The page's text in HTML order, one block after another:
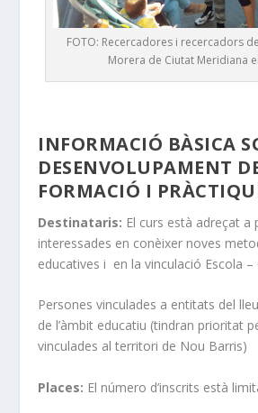
FOTO: Recercadores i recercadors
Morera de Ciutat Meridiana
INFORMACIÓ BÀSICA
DESENVOLUPAMENT
FORMACIÓ I
Destinataris: El curs està adreçat a
interessades en conèixer noves
educatives i en la vinculació Escola –
Persones vinculades a entitats del
de l’àmbit educatiu (tindran prioritat
vinculades al territori de Nou Barris)
Places: El número d’inscrits està